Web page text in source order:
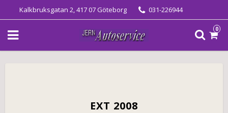
Kalkbruksgatan 2, 417 07 Göteborg 031-226944
0
EXT 2008